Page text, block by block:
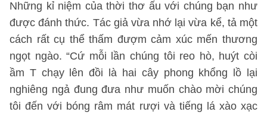
Những kỉ niệm của thời thơ ấu với chúng bạn như
được đánh thức. Tác giả vừa nhớ lại vừa kể, tả một
cách rất cụ thể thấm đượm cảm xúc mến thương
ngọt ngào. “Cứ mỗi lần chúng tôi reo hò, huýt còi
ầm T chạy lên đồi là hai cây phong khổng lồ lại
nghiêng ngả đung đưa như muốn chào mời chúng
tôi đến với bóng râm mát rượi và tiếng lá xào xạc